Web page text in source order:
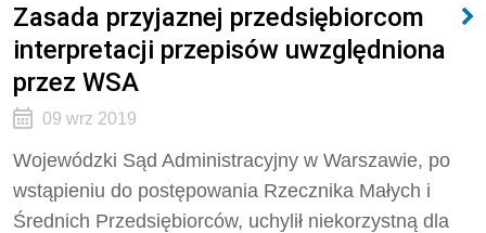
Zasada przyjaznej przedsiębiorcom
interpretacji przepisów uwzględniona
przez WSA
09 wrz 2019
Wojewódzki Sąd Administracyjny w Warszawie, po
wstąpieniu do postępowania Rzecznika Małych i
Średnich Przedsiębiorców, uchylił niekorzystną dla